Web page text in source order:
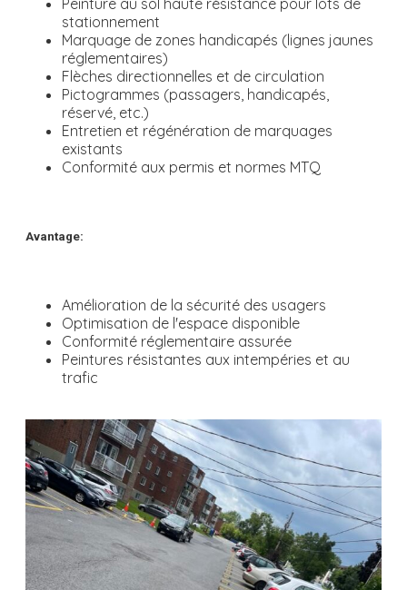
Peinture au sol haute résistance pour lots de
stationnement
Marquage de zones handicapés (lignes jaunes
réglementaires)
Flèches directionnelles et de circulation
Pictogrammes (passagers, handicapés,
réservé, etc.)
Entretien et régénération de marquages
existants
Conformité aux permis et normes MTQ
Avantage:
Amélioration de la sécurité des usagers
Optimisation de l'espace disponible
Conformité réglementaire assurée
Peintures résistantes aux intempéries et au
trafic